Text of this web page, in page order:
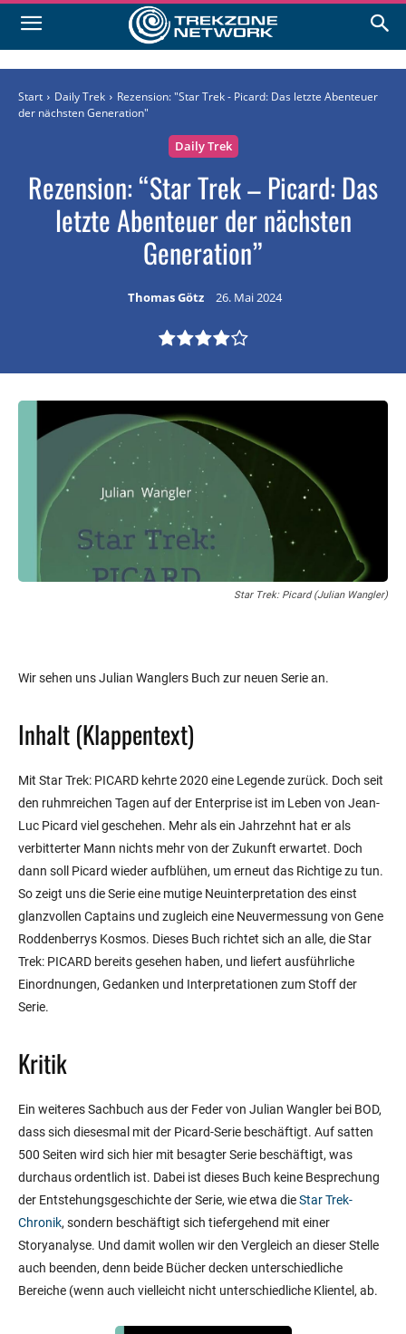
Start Daily Trek
Rezension: "Star Trek - Picard: Das letzte Abenteuer
der nächsten Generation"
Daily Trek
Rezension: “Star Trek – Picard: Das
letzte Abenteuer der nächsten
Generation”
Thomas Götz 26. Mai 2024
Star Trek: Picard (Julian Wangler)
Wir sehen uns Julian Wanglers Buch zur neuen Serie an.
Inhalt (Klappentext)
Mit Star Trek: PICARD kehrte 2020 eine Legende zurück. Doch seit
den ruhmreichen Tagen auf der Enterprise ist im Leben von Jean-
Luc Picard viel geschehen. Mehr als ein Jahrzehnt hat er als
verbitterter Mann nichts mehr von der Zukunft erwartet. Doch
dann soll Picard wieder aufblühen, um erneut das Richtige zu tun.
So zeigt uns die Serie eine mutige Neuinterpretation des einst
glanzvollen Captains und zugleich eine Neuvermessung von Gene
Roddenberrys Kosmos. Dieses Buch richtet sich an alle, die Star
Trek: PICARD bereits gesehen haben, und liefert ausführliche
Einordnungen, Gedanken und Interpretationen zum Stoff der
Serie.
Kritik
Ein weiteres Sachbuch aus der Feder von Julian Wangler bei BOD,
dass sich diesesmal mit der Picard-Serie beschäftigt. Auf satten
500 Seiten wird sich hier mit besagter Serie beschäftigt, was
durchaus ordentlich ist. Dabei ist dieses Buch keine Besprechung
der Entstehungsgeschichte der Serie, wie etwa dieStar Trek-
Chronik, sondern beschäftigt sich tiefergehend mit einer
Storyanalyse. Und damit wollen wir den Vergleich an dieser Stelle
auch beenden, denn beide Bücher decken unterschiedliche
Bereiche (wenn auch vielleicht nicht unterschiedliche Klientel, ab.